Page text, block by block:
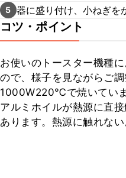
5 器に盛り付け、小ねぎを
コツ・ポイント
お使いのトースター機種
ので、様子を見ながらご
1000W220℃で焼いていま
アルミホイルが熱源に直
あります。熱源に触れない